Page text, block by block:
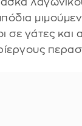
μιμούμενη
σε γάτες